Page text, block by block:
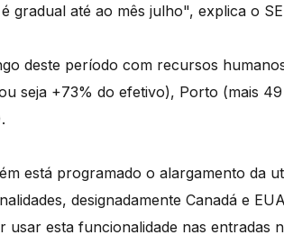
gradual até ao mês julho", explica o
deste período com recursos
seja +73% do efetivo), Porto (mais
está programado o alargamento da
designadamente Canadá e
usar esta funcionalidade nas entradas